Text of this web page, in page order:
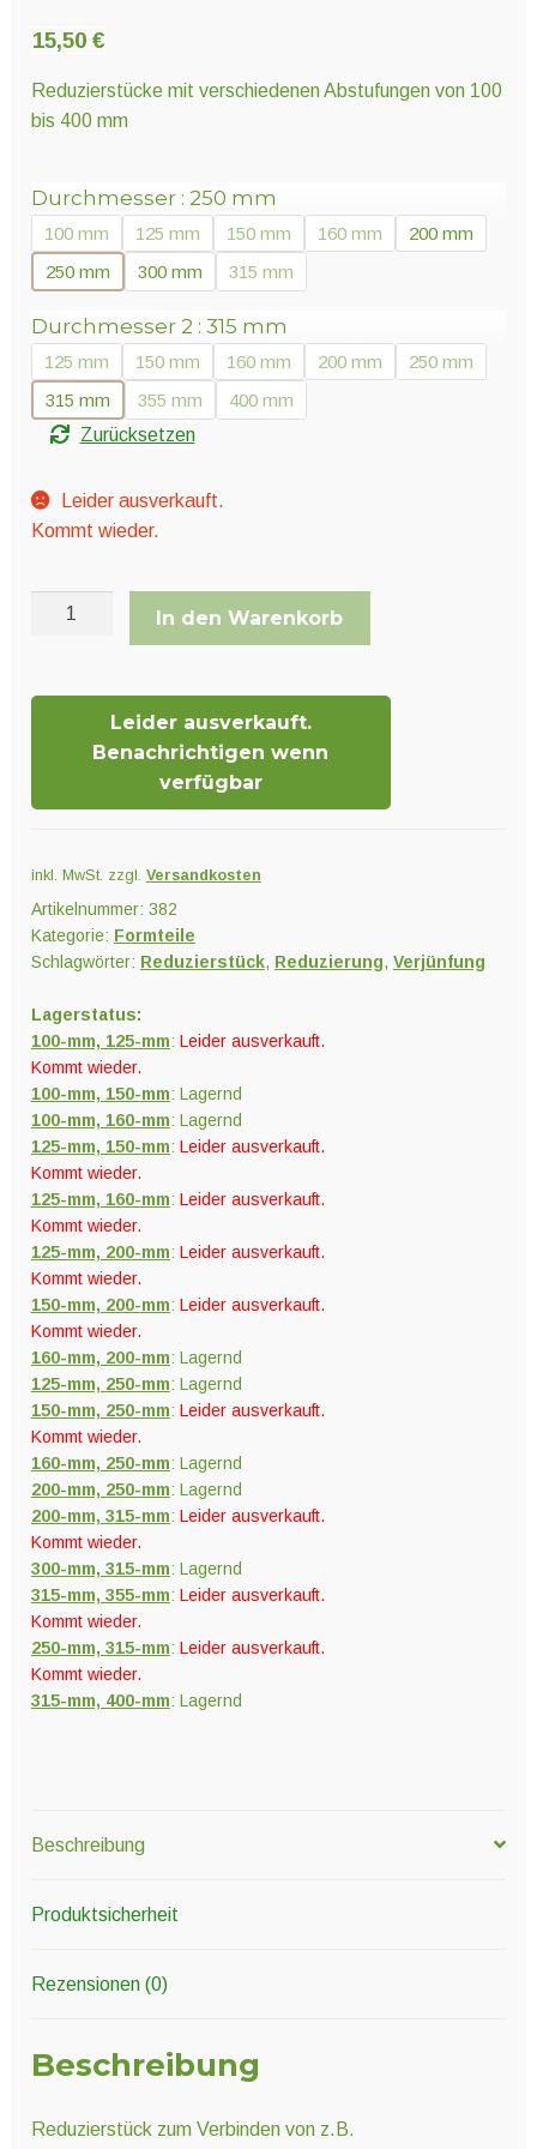
Saatgut
Ernte und Verarbeitung
öffnen
Gartengeräte
Sonstiges
15,50 €
Reduzierstücke mit verschiedenen Abstufungen von 100
bis 400 mm
Durchmesser 250 mm
100 mm 125 mm 150 mm 160 mm
200 mm
250 mm
300 mm 315 mm
Durchmesser 2 315 mm
125 mm 150 mm 160 mm 200 mm
250 mm
315 mm
355 mm
400 mm
Zurücksetzen
Leider ausverkauft.
Kommt wieder.
Reduzierstück
In den Warenkorb
Leider ausverkauft.
Benachrichtigen wenn
verfügbar
inkl. MwSt. zzgl. Versandkosten
Artikelnummer: 382
Kategorie: Formteile
Schlagwörter: Reduzierstück, Reduzierung, Verjünfung
Lagerstatus:
100-mm, 125-mm: Leider ausverkauft.
Kommt wieder.
100-mm, 150-mm: Lagernd
100-mm, 160-mm: Lagernd
125-mm, 150-mm: Leider ausverkauft.
Kommt wieder.
125-mm, 160-mm: Leider ausverkauft.
Kommt wieder.
125-mm, 200-mm: Leider ausverkauft.
Kommt wieder.
150-mm, 200-mm: Leider ausverkauft.
Kommt wieder.
160-mm, 200-mm: Lagernd
125-mm, 250-mm: Lagernd
150-mm, 250-mm: Leider ausverkauft.
Kommt wieder.
160-mm, 250-mm: Lagernd
200-mm, 250-mm: Lagernd
200-mm, 315-mm: Leider ausverkauft.
Kommt wieder.
300-mm, 315-mm: Lagernd
315-mm, 355-mm: Leider ausverkauft.
Kommt wieder.
250-mm, 315-mm: Leider ausverkauft.
Kommt wieder.
315-mm, 400-mm: Lagernd
Beschreibung
Produktsicherheit
Rezensionen (0)
Beschreibung
Reduzierstück zum Verbinden von z.B.